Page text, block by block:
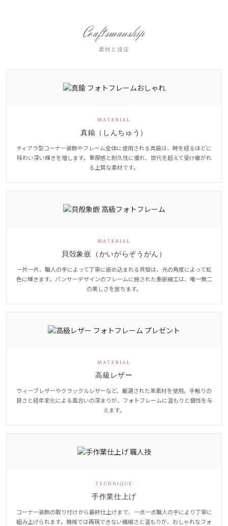
Craftsmanship
素材と技法
MATERIAL
真鍮（しんちゅう）
ティアラ型コーナー装飾やフレーム全体に使用される真鍮は、時を経るほどに
味わい深い輝きを増します。重厚感と耐久性に優れ、世代を超えて受け継がれ
る上質な素材です。
MATERIAL
貝殻象嵌（かいがらぞうがん）
一片一片、職人の手によって丁寧に嵌め込まれる貝殻は、光の角度によって虹
色に輝きます。パンサーデザインのフレームに施された象嵌細工は、唯一無二
の美しさを放ちます。
MATERIAL
高級レザー
ウィーブレザーやクラックルレザーなど、厳選された革素材を使用。手触りの
良さと経年変化による風合いの深まりが、フォトフレームに温もりと個性を与
えます。
TECHNIQUE
手作業仕上げ
コーナー装飾の取り付けから最終仕上げまで、一点一点職人の手により丁寧に
組み上げられます。機械では再現できない繊細さと温もりが、おしゃれなフォ